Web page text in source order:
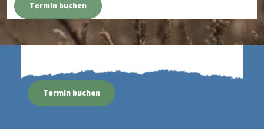
Termin buchen
Termin buchen